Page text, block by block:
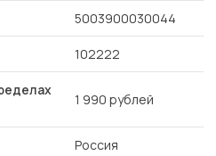
5003900030044
102222
1 990 рублей
Россия